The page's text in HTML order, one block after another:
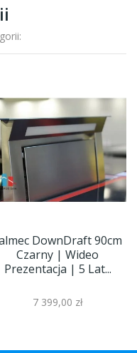
DownDraft 90cm
Czarny | Wideo
Prezentacja | 5 Lat...
7 399,00 zł